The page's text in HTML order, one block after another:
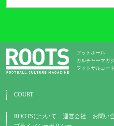
フットボール
カルチャーマガ
フットサルコー
COURT
ROOTSについて 運営会社 お問い